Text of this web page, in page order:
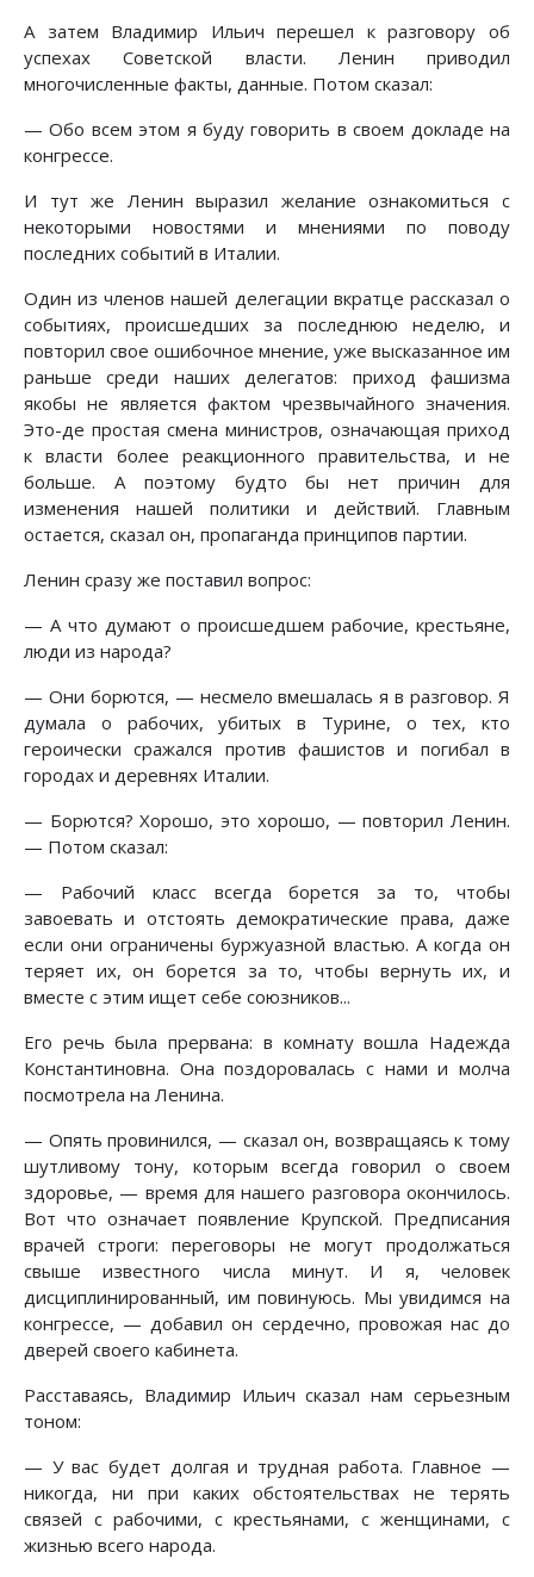
А затем Владимир Ильич перешел к разговору об
успехах Советской власти. Ленин приводил
многочисленные факты, данные. Потом сказал:
— Обо всем этом я буду говорить в своем докладе на
конгрессе.
И тут же Ленин выразил желание ознакомиться с
некоторыми новостями и мнениями по поводу
последних событий в Италии.
Один из членов нашей делегации вкратце рассказал о
событиях, происшедших за последнюю неделю, и
повторил свое ошибочное мнение, уже высказанное им
раньше среди наших делегатов: приход фашизма
якобы не является фактом чрезвычайного значения.
Это-де простая смена министров, означающая приход
к власти более реакционного правительства, и не
больше. А поэтому будто бы нет причин для
изменения нашей политики и действий. Главным
остается, сказал он, пропаганда принципов партии.
Ленин сразу же поставил вопрос:
— А что думают о происшедшем рабочие, крестьяне,
люди из народа?
— Они борются, — несмело вмешалась я в разговор. Я
думала о рабочих, убитых в Турине, о тех, кто
героически сражался против фашистов и погибал в
городах и деревнях Италии.
— Борются? Хорошо, это хорошо, — повторил Ленин.
— Потом сказал:
— Рабочий класс всегда борется за то, чтобы
завоевать и отстоять демократические права, даже
если они ограничены буржуазной властью. А когда он
теряет их, он борется за то, чтобы вернуть их, и
вместе с этим ищет себе союзников...
Его речь была прервана: в комнату вошла Надежда
Константиновна. Она поздоровалась с нами и молча
посмотрела на Ленина.
— Опять провинился, — сказал он, возвращаясь к тому
шутливому тону, которым всегда говорил о своем
здоровье, — время для нашего разговора окончилось.
Вот что означает появление Крупской. Предписания
врачей строги: переговоры не могут продолжаться
свыше известного числа минут. И я, человек
дисциплинированный, им повинуюсь. Мы увидимся на
конгрессе, — добавил он сердечно, провожая нас до
дверей своего кабинета.
Расставаясь, Владимир Ильич сказал нам серьезным
тоном:
— У вас будет долгая и трудная работа. Главное —
никогда, ни при каких обстоятельствах не терять
связей с рабочими, с крестьянами, с женщинами, с
жизнью всего народа.